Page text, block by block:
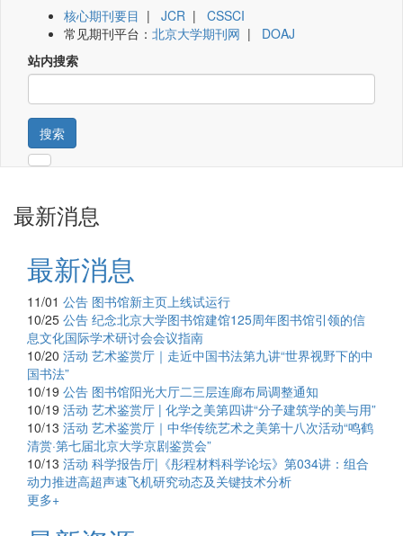
核心期刊要目 | JCR | CSSCI
常见期刊平台： 北京大学期刊网 | DOAJ
站内搜索
搜索
最新消息
最新消息
11/01 公告 图书馆新主页上线试运行
10/25 公告 纪念北京大学图书馆建馆125周年图书馆引领的信
息文化国际学术研讨会会议指南
10/20 活动 艺术鉴赏厅｜走近中国书法第九讲“世界视野下的中
国书法”
10/19 公告 图书馆阳光大厅二三层连廊布局调整通知
10/19 活动 艺术鉴赏厅 | 化学之美第四讲“分子建筑学的美与用”
10/13 活动 艺术鉴赏厅｜中华传统艺术之美第十八次活动“鸣鹤
清赏·第七届北京大学京剧鉴赏会”
10/13 活动 科学报告厅|《彤程材料科学论坛》第034讲：组合
动力推进高超声速飞机研究动态及关键技术分析
更多+